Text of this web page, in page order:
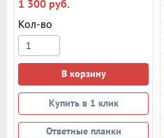
1 300 руб.
Кол-во
В корзину
Купить в 1 клик
Ответные планки